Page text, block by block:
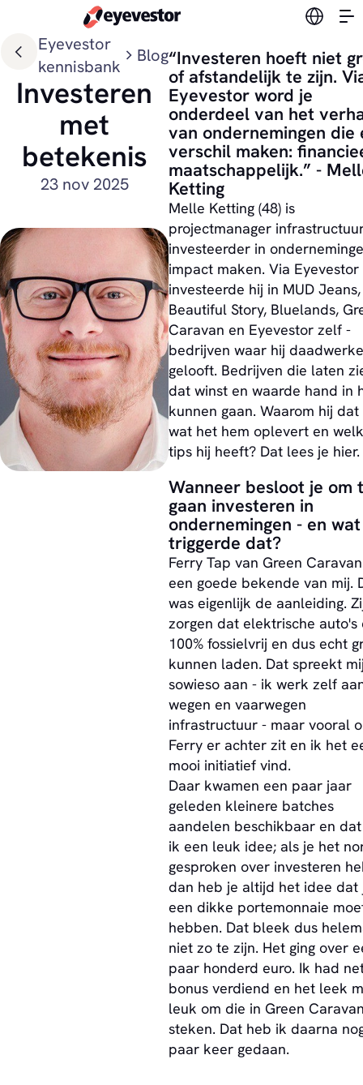
Eyevestor
kennisbank
Blog
Investeren
met
betekenis
23 nov 2025
“Investeren hoeft niet
of afstandelijk te zijn.
Eyevestor word je
onderdeel van het
van ondernemingen die
verschil maken:
maatschappelijk.” -
Ketting
Melle Ketting (48) is
projectmanager
investeerder in
impact maken. Via Eyevestor
investeerde hij in MUD
Beautiful Story, Bluelands,
Caravan en Eyevestor zelf -
bedrijven waar hij
gelooft. Bedrijven die laten
dat winst en waarde hand in
kunnen gaan. Waarom hij
wat het hem oplevert en
tips hij heeft? Dat lees je hier.
Wanneer besloot je om
gaan investeren in
ondernemingen - en wat
triggerde dat?
Ferry Tap van Green
een goede bekende van mij.
was eigenlijk de aanleiding.
zorgen dat elektrische auto's
100% fossielvrij en dus echt
kunnen laden. Dat spreekt
sowieso aan - ik werk zelf
wegen en vaarwegen
infrastructuur - maar vooral
Ferry er achter zit en ik het
mooi initiatief vind.
Daar kwamen een paar jaar
geleden kleinere batches
aandelen beschikbaar en
ik een leuk idee; als je het
gesproken over investeren
dan heb je altijd het idee dat
een dikke portemonnaie
hebben. Dat bleek dus
niet zo te zijn. Het ging over
paar honderd euro. Ik had
bonus verdiend en het leek
leuk om die in Green
steken. Dat heb ik daarna
paar keer gedaan.